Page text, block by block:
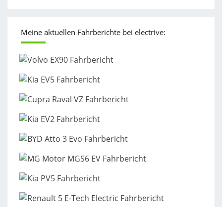
Meine aktuellen Fahrberichte bei electrive: